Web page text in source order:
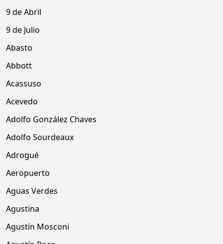
9 de Abril
9 de Julio
Abasto
Abbott
Acassuso
Acevedo
Adolfo González Chaves
Adolfo Sourdeaux
Adrogué
Aeropuerto
Aguas Verdes
Agustina
Agustín Mosconi